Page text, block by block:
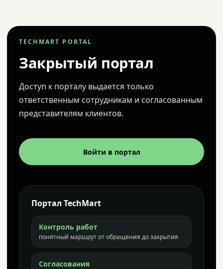
TECHMART PORTAL
Закрытый портал
Доступ к порталу выдается только
ответственным сотрудникам и согласованным
представителям клиентов.
Войти в портал
Портал TechMart
Контроль работ
понятный маршрут от обращения до закрытия
Согласования